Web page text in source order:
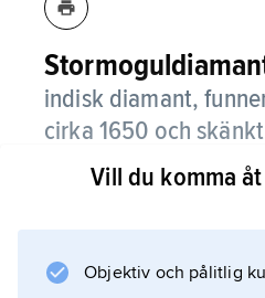
indisk diamant,
cirka 1650 och
Shah Jahan .
Jean-Baptiste Tavernier
Vill du komma
Objektiv och pålitlig